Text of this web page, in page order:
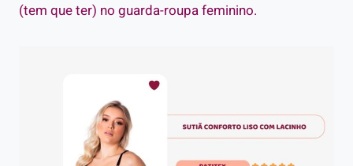
(tem que ter) no guarda-roupa feminino.